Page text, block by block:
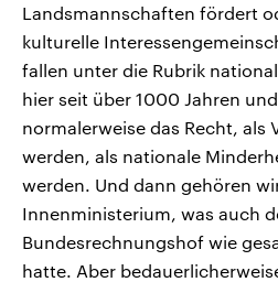
Landsmannschaften fördert
kulturelle
fallen unter die Rubrik
hier seit über 1000 Jahren
normalerweise das Recht, als
werden, als nationale
werden. Und dann gehören
Innenministerium, was auch
Bundesrechnungshof wie
hatte. Aber